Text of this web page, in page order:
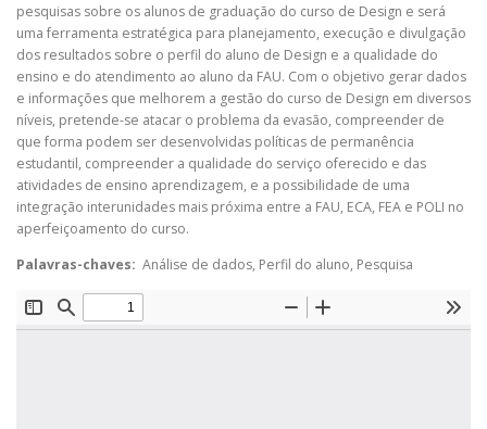
pesquisas sobre os alunos de graduação do curso de Design e será
uma ferramenta estratégica para planejamento, execução e divulgação
dos resultados sobre o perfil do aluno de Design e a qualidade do
ensino e do atendimento ao aluno da FAU. Com o objetivo gerar dados
e informações que melhorem a gestão do curso de Design em diversos
níveis, pretende-se atacar o problema da evasão, compreender de
que forma podem ser desenvolvidas políticas de permanência
estudantil, compreender a qualidade do serviço oferecido e das
atividades de ensino aprendizagem, e a possibilidade de uma
integração interunidades mais próxima entre a FAU, ECA, FEA e POLI no
aperfeiçoamento do curso.
Palavras-chaves: Análise de dados, Perfil do aluno, Pesquisa